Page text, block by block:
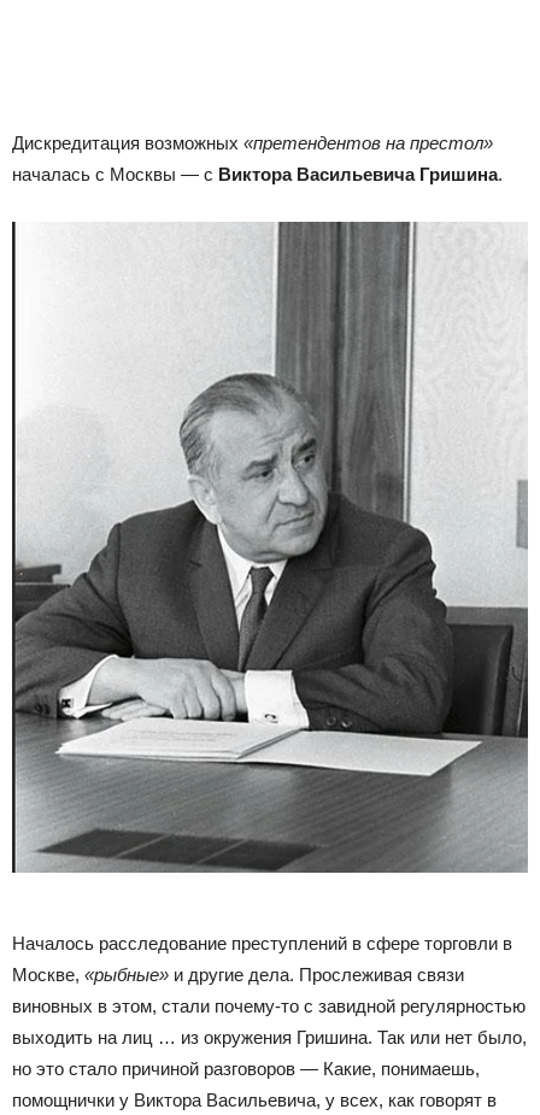
Дискредитация возможных «претендентов на престол»
началась с Москвы — с Виктора Васильевича Гришина.
Началось расследование преступлений в сфере торговли в
Москве, «рыбные» и другие дела. Прослеживая связи
виновных в этом, стали почему-то с завидной регулярностью
выходить на лиц … из окружения Гришина. Так или нет было,
но это стало причиной разговоров — Какие, понимаешь,
помощнички у Виктора Васильевича, у всех, как говорят в